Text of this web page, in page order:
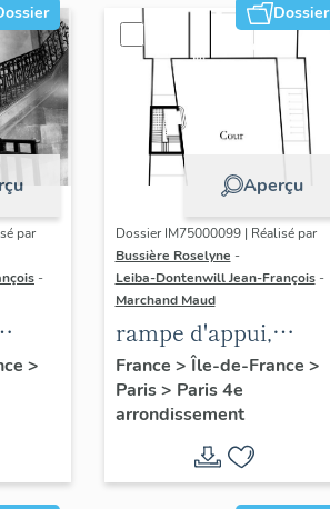
par
-
>
Dossier
Aperçu
Dossier IM75000099 | Réalisé par
Bussière Roselyne -
Leiba-Dontenwill Jean-François -
Marchand Maud
rampe d'appui,
escalier de la maison
à porte cochère (non
étudié)
France > Île-de-France >
Paris> Paris 4e
arrondissement